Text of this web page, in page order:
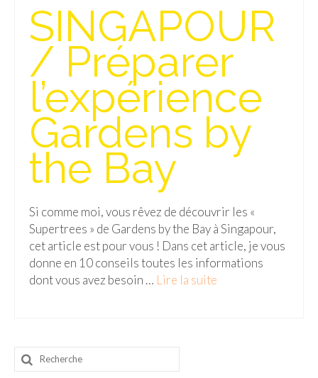
Kamakura
Kyoto
Mont Fuji
Nikko
Tokyo
Malaisie
Cameron Highlands
Penang
Singapour
Vietnam
Hué
SINGAPOUR
/ Préparer
l’expérience
Gardens by
the Bay
Si comme moi, vous rêvez de découvrir les «
Supertrees » de Gardens by the Bay à Singapour,
cet article est pour vous ! Dans cet article, je vous
donne en 10 conseils toutes les informations
dont vous avez besoin … Lire la suite­­
Rechercher
: